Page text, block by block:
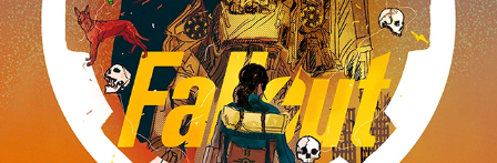
FALLOUT